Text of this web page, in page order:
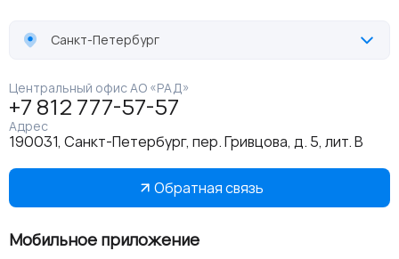
Санкт-Петербург
Центральный офис АО «РАД»
+7 812 777-57-57
Адрес
190031, Санкт-Петербург, пер. Гривцова, д. 5, лит. В
Обратная связь
Мобильное приложение